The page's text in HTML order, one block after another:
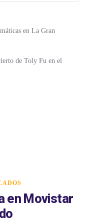
en La Gran
de Toly Fu en el
en Movistar